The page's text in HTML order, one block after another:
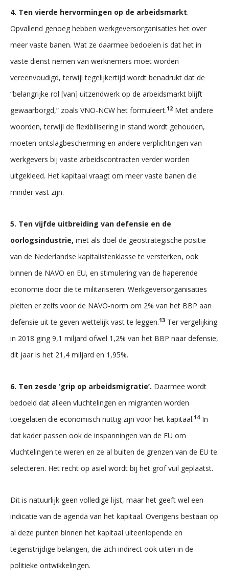
4. Ten vierde hervormingen op de arbeidsmarkt.
Opvallend genoeg hebben werkgeversorganisaties het over
meer vaste banen. Wat ze daarmee bedoelen is dat het in
vaste dienst nemen van werknemers moet worden
vereenvoudigd, terwijl tegelijkertijd wordt benadrukt dat de
“belangrijke rol [van] uitzendwerk op de arbeidsmarkt blijft
gewaarborgd,” zoals VNO-NCW het formuleert.12 Met andere
woorden, terwijl de flexibilisering in stand wordt gehouden,
moeten ontslagbescherming en andere verplichtingen van
werkgevers bij vaste arbeidscontracten verder worden
uitgekleed. Het kapitaal vraagt om meer vaste banen die
minder vast zijn.
5. Ten vijfde uitbreiding van defensie en de
oorlogsindustrie, met als doel de geostrategische positie
van de Nederlandse kapitalistenklasse te versterken, ook
binnen de NAVO en EU, en stimulering van de haperende
economie door die te militariseren. Werkgeversorganisaties
pleiten er zelfs voor de NAVO-norm om 2% van het BBP aan
defensie uit te geven wettelijk vast te leggen.13 Ter vergelijking:
in 2018 ging 9,1 miljard ofwel 1,2% van het BBP naar defensie,
dit jaar is het 21,4 miljard en 1,95%.
6. Ten zesde ‘grip op arbeidsmigratie’. Daarmee wordt
bedoeld dat alleen vluchtelingen en migranten worden
toegelaten die economisch nuttig zijn voor het kapitaal.14In
dat kader passen ook de inspanningen van de EU om
vluchtelingen te weren en ze al buiten de grenzen van de EU te
selecteren. Het recht op asiel wordt bij het grof vuil geplaatst.
Dit is natuurlijk geen volledige lijst, maar het geeft wel een
indicatie van de agenda van het kapitaal. Overigens bestaan op
al deze punten binnen het kapitaal uiteenlopende en
tegenstrijdige belangen, die zich indirect ook uiten in de
politieke ontwikkelingen.